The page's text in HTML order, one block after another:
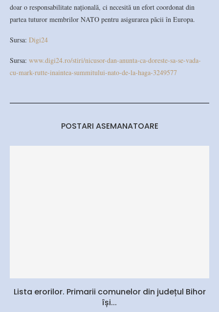
doar o responsabilitate națională, ci necesită un efort coordonat din
partea tuturor membrilor NATO pentru asigurarea păcii în Europa.
Sursa: Digi24
Sursa: www.digi24.ro/stiri/nicusor-dan-anunta-ca-doreste-sa-se-vada-
cu-mark-rutte-inaintea-summitului-nato-de-la-haga-3249577
POSTARI ASEMANATOARE
Lista erorilor. Primarii comunelor din județul Bihor
își...